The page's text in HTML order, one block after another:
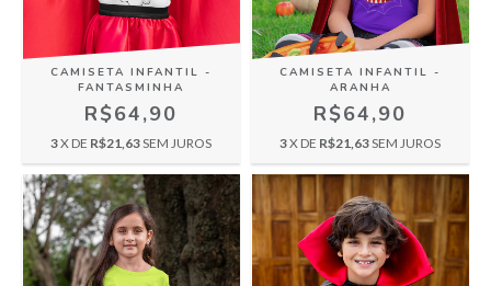
CAMISETA INFANTIL -
FANTASMINHA
R$64,90
3X DE R$21,63SEM JUROS
CAMISETA INFANTIL -
ARANHA
R$64,90
3X DE R$21,63SEM JUROS